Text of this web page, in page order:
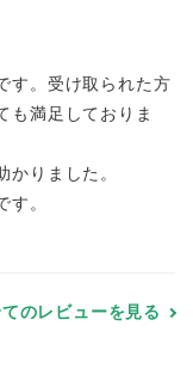
す。受け取られた方
も満足しておりま
りました。
す。
のレビューを見る